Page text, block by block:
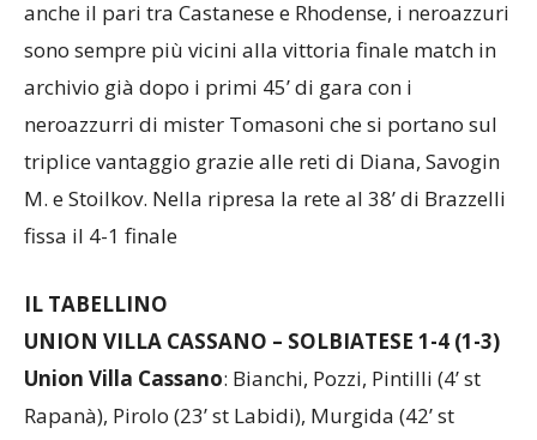
anche il pari tra Castanese e Rhodense, i neroazzuri
sono sempre più vicini alla vittoria finale match in
archivio già dopo i primi 45’ di gara con i
neroazzurri di mister Tomasoni che si portano sul
triplice vantaggio grazie alle reti di Diana, Savogin
M. e Stoilkov. Nella ripresa la rete al 38’ di Brazzelli
fissa il 4-1 finale
IL TABELLINO
UNION VILLA CASSANO – SOLBIATESE 1-4 (1-3)
Union Villa Cassano: Bianchi, Pozzi, Pintilli (4’ st
Rapanà), Pirolo (23’ st Labidi), Murgida (42’ st